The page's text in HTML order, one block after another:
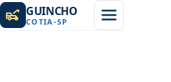
GUINCHO
COTIA -SP